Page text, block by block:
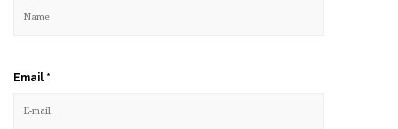
Email *